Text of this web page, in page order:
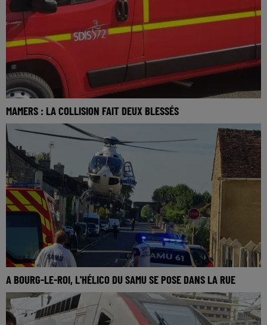
MAMERS : LA COLLISION FAIT DEUX BLESSÉS
A BOURG-LE-ROI, L'HÉLICO DU SAMU SE POSE DANS LA RUE